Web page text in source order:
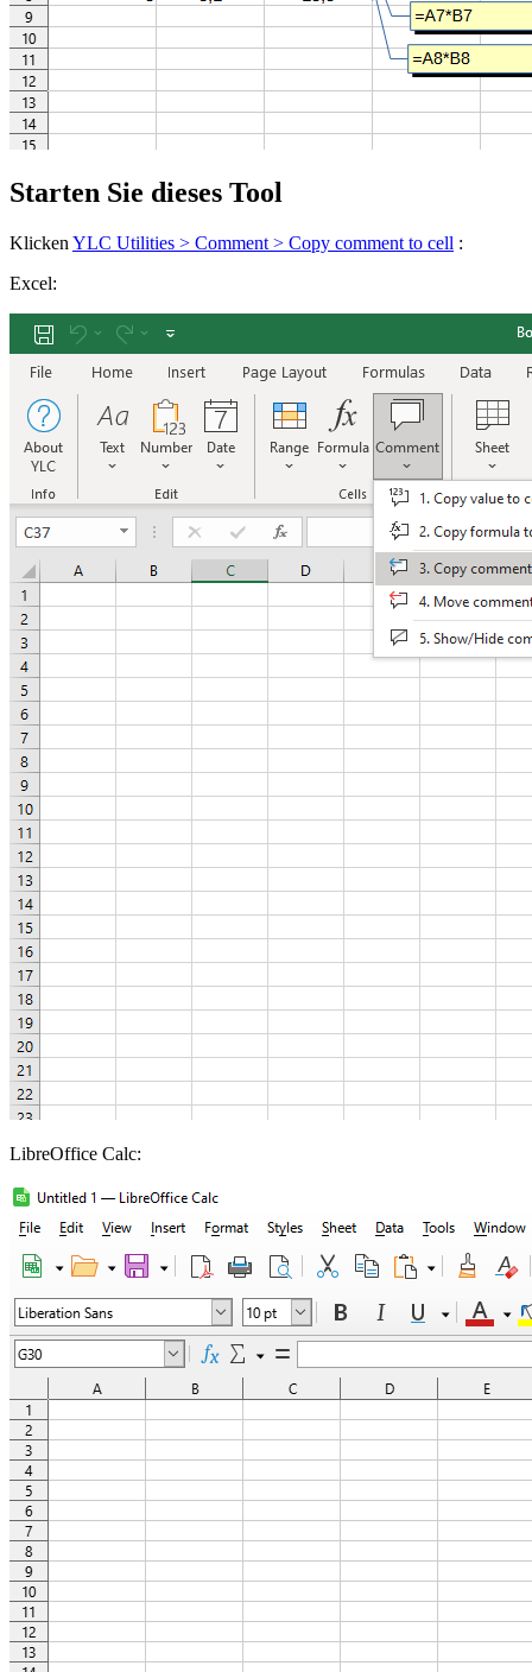
Starten Sie dieses Tool
Klicken YLC Utilities > Comment > Copy comment to cell :
Excel:
LibreOffice Calc: